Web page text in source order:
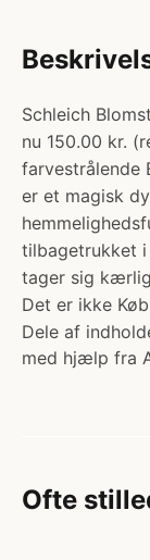
Schleich
nu 150.00 kr.
farvestrålende
er et magisk
tilbagetrukket i
tager sig
Det er ikke
Dele af
med hjælp fra
Ofte